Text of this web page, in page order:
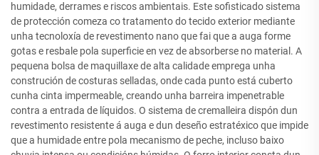
humidade, derrames e riscos ambientais. Este sofisticado sistema
de protección comeza co tratamento do tecido exterior mediante
unha tecnoloxía de revestimento nano que fai que a auga forme
gotas e resbale pola superficie en vez de absorberse no material. A
pequena bolsa de maquillaxe de alta calidade emprega unha
construción de costuras selladas, onde cada punto está cuberto
cunha cinta impermeable, creando unha barreira impenetrable
contra a entrada de líquidos. O sistema de cremalleira dispón dun
revestimento resistente á auga e dun deseño estratéxico que impide
que a humidade entre pola mecanismo de peche, incluso baixo